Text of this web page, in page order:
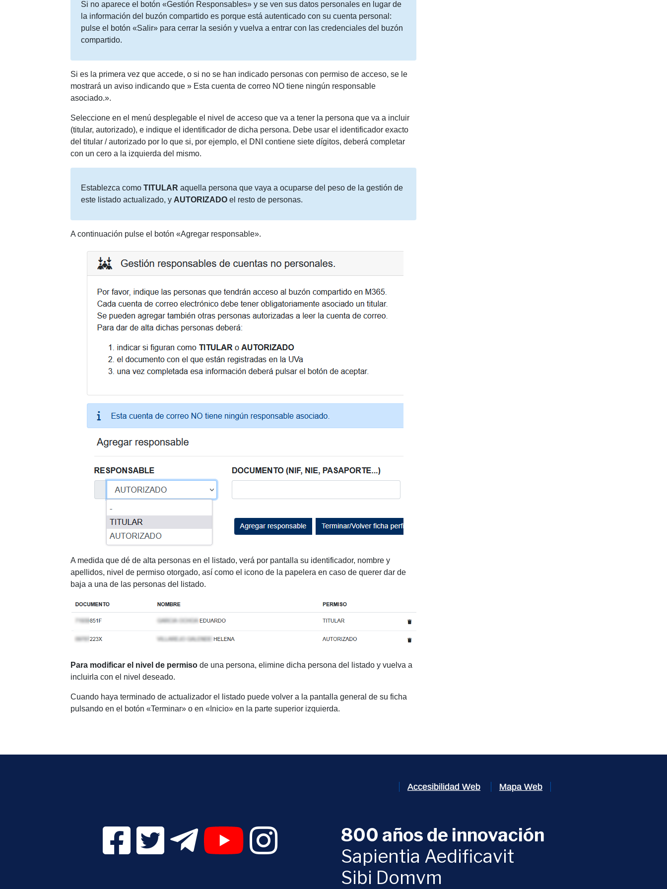
Si no aparece el botón «Gestión Responsables» y se ven sus datos personales en lugar de
la información del buzón compartido es porque está autenticado con su cuenta personal:
pulse el botón «Salir» para cerrar la sesión y vuelva a entrar con las credenciales del buzón
compartido.
Si es la primera vez que accede, o si no se han indicado personas con permiso de acceso, se le
mostrará un aviso indicando que » Esta cuenta de correo NO tiene ningún responsable
asociado.».
Seleccione en el menú desplegable el nivel de acceso que va a tener la persona que va a incluir
(titular, autorizado), e indique el identificador de dicha persona. Debe usar el identificador exacto
del titular / autorizado por lo que si, por ejemplo, el DNI contiene siete dígitos, deberá completar
con un cero a la izquierda del mismo.
Establezca como TITULAR aquella persona que vaya a ocuparse del peso de la gestión de
este listado actualizado, y AUTORIZADO el resto de personas.
A continuación pulse el botón «Agregar responsable».
A medida que dé de alta personas en el listado, verá por pantalla su identificador, nombre y
apellidos, nivel de permiso otorgado, así como el icono de la papelera en caso de querer dar de
baja a una de las personas del listado.
Para modificar el nivel de permiso de una persona, elimine dicha persona del listado y vuelva a
incluirla con el nivel deseado.
Cuando haya terminado de actualizador el listado puede volver a la pantalla general de su ficha
pulsando en el botón «Terminar» o en «Inicio» en la parte superior izquierda.
Accesibilidad Web Mapa Web
Facebook Digital UVa (se abrirá en una nueva ventana)
Twitter Digital UVa (se abrirá en una nueva ventana)
Telegram Digital UVa (se abrirá en una nueva ventana)
YouTube Digital UVa (se abrirá en una nueva ventana)
Instagram Digital UVa (se abrirá en una nueva ventana)
800 años de innovación
Sapientia Aedificavit
Sibi Domvm